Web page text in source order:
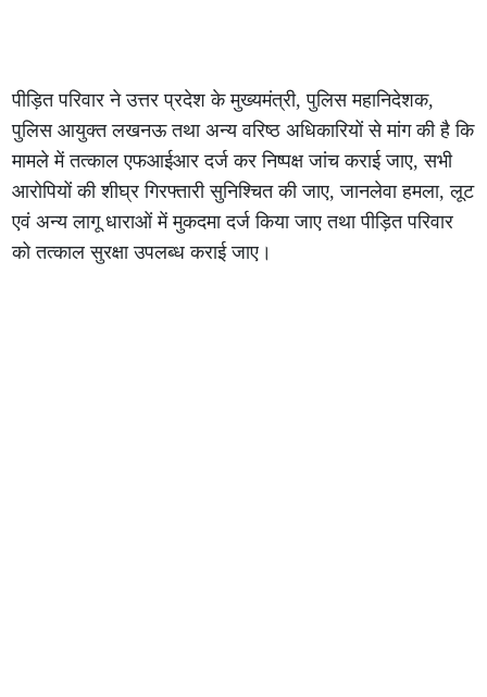
पीड़ित परिवार ने उत्तर प्रदेश के मुख्यमंत्री, पुलिस महानिदेशक,
पुलिस आयुक्त लखनऊ तथा अन्य वरिष्ठ अधिकारियों से मांग की है कि
मामले में तत्काल एफआईआर दर्ज कर निष्पक्ष जांच कराई जाए, सभी
आरोपियों की शीघ्र गिरफ्तारी सुनिश्चित की जाए, जानलेवा हमला, लूट
एवं अन्य लागू धाराओं में मुकदमा दर्ज किया जाए तथा पीड़ित परिवार
को तत्काल सुरक्षा उपलब्ध कराई जाए।